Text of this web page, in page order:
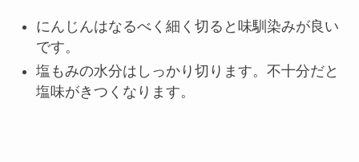
にんじんはなるべく細く切ると味馴染みが良い
です。
塩もみの水分はしっかり切ります。不十分だと
塩味がきつくなります。